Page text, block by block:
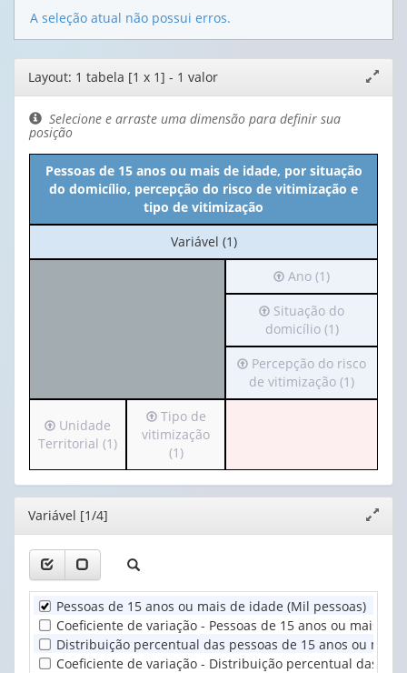
A seleção atual não possui erros.
Editor
de
layout
janela
Layout: 1 tabela [1 x 1] - 1 valor
Selecione e arraste uma dimensão para definir sua
posição
Pessoas de 15 anos ou mais de idade, por situação
do domicílio, percepção do risco de vitimização e
tipo de vitimização
No
cabeçalho:
Variável (1)
Irá
para
o
cabeçalho
(possui
apenas
1
valor):
Ano (1)
Irá
para
o
cabeçalho
(possui
apenas
Situação
Situação do
domicílio (1)
Irá
para
o
1
valor):
vitimização
Percepção do risco
de vitimização (1)
Irá
para
(possui
apenas
1
valor):
Unidade
Territorial
(1)
Unidade
Territorial (1)
Irá
para
cabeçalho
(possui
de
vitimização
(1)
Tipo de
vitimização
(1)
Editor
janela
Variável [1/4]
Pessoas de 15 anos ou mais de idade (Mil pessoas)
Coeficiente de variação - Pessoas de 15 anos ou mais de
Distribuição percentual das pessoas de 15 anos ou mais
Coeficiente de variação - Distribuição percentual das